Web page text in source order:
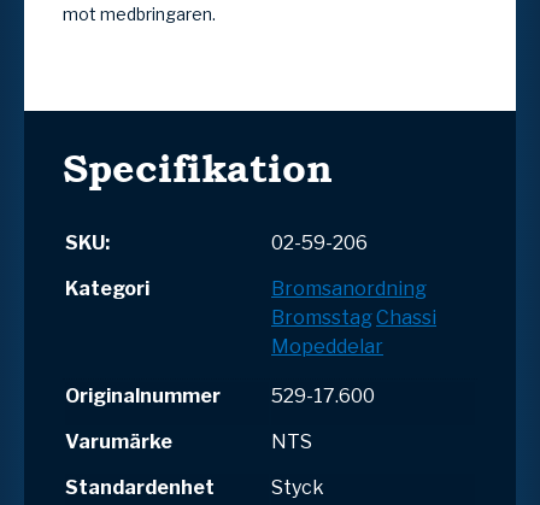
mot medbringaren.
Specifikation
SKU:
02-59-206
Kategori
Bromsanordning
BromsstagChassi
Mopeddelar
Originalnummer
529-17.600
Varumärke
NTS
Standardenhet
Styck